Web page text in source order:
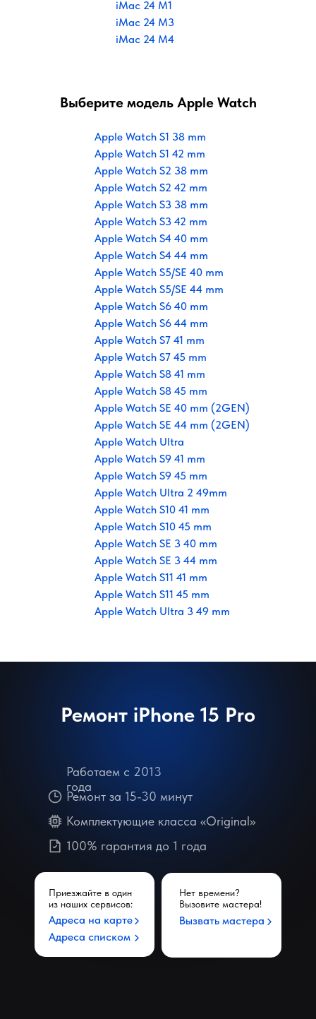
iMac 24 M1
iMac 24 M3
iMac 24 M4
Выберите модель Apple Watch
Apple Watch S1 38 mm
Apple Watch S1 42 mm
Apple Watch S2 38 mm
Apple Watch S2 42 mm
Apple Watch S3 38 mm
Apple Watch S3 42 mm
Apple Watch S4 40 mm
Apple Watch S4 44 mm
Apple Watch S5/SE 40 mm
Apple Watch S5/SE 44 mm
Apple Watch S6 40 mm
Apple Watch S6 44 mm
Apple Watch S7 41 mm
Apple Watch S7 45 mm
Apple Watch S8 41 mm
Apple Watch S8 45 mm
Apple Watch SE 40 mm (2GEN)
Apple Watch SE 44 mm (2GEN)
Apple Watch Ultra
Apple Watch S9 41 mm
Apple Watch S9 45 mm
Apple Watch Ultra 2 49mm
Apple Watch S10 41 mm
Apple Watch S10 45 mm
Apple Watch SE 3 40 mm
Apple Watch SE 3 44 mm
Apple Watch S11 41 mm
Apple Watch S11 45 mm
Apple Watch Ultra 3 49 mm
Ремонт iPhone 15 Pro
Работаем с 2013
года
Ремонт за 15-30 минут
Комплектующие класса «Original»
100% гарантия до 1 года
Приезжайте в один
из наших сервисов:
Нет времени?
Вызовите мастера!
Адреса на карте
Адреса списком
Вызвать мастера